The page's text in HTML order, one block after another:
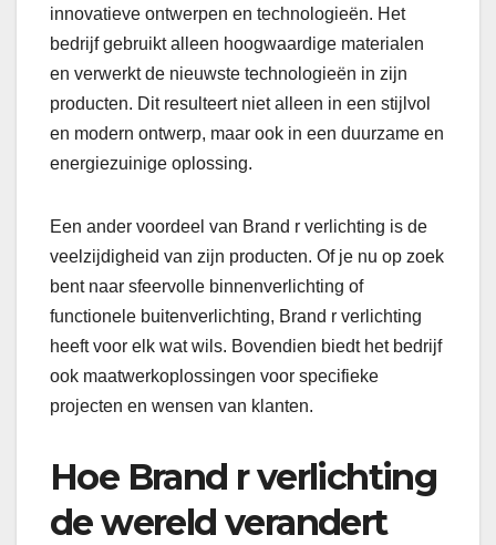
innovatieve ontwerpen en technologieën. Het
bedrijf gebruikt alleen hoogwaardige materialen
en verwerkt de nieuwste technologieën in zijn
producten. Dit resulteert niet alleen in een stijlvol
en modern ontwerp, maar ook in een duurzame en
energiezuinige oplossing.
Een ander voordeel van Brand r verlichting is de
veelzijdigheid van zijn producten. Of je nu op zoek
bent naar sfeervolle binnenverlichting of
functionele buitenverlichting, Brand r verlichting
heeft voor elk wat wils. Bovendien biedt het bedrijf
ook maatwerkoplossingen voor specifieke
projecten en wensen van klanten.
Hoe Brand r verlichting
de wereld verandert